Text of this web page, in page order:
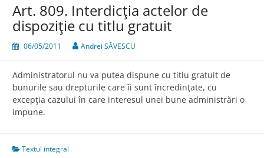
Art. 809. Interdicţia actelor de
dispoziţie cu titlu gratuit
06/05/2011 Andrei SĂVESCU
Administratorul nu va putea dispune cu titlu gratuit de
bunurile sau drepturile care îi sunt încredinţate, cu
excepţia cazului în care interesul unei bune administrări o
impune.
Textul integral